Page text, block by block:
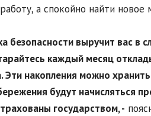
а спокойно найти новое
безопасности выручит вас в
каждый месяц
Эти накопления можно
будут начисляться
государством, -